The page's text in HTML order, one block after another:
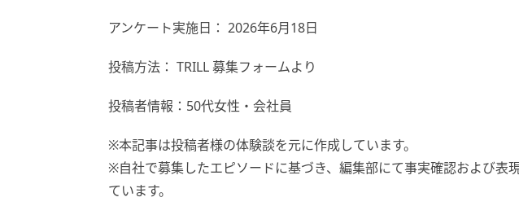
アンケート実施日： 2026年6月18日
投稿方法： TRILL 募集フォームより
投稿者情報：50代女性・会社員
※本記事は投稿者様の体験談を元に作成しています。
※自社で募集したエピソードに基づき、編集部にて事実確認および表
ています。